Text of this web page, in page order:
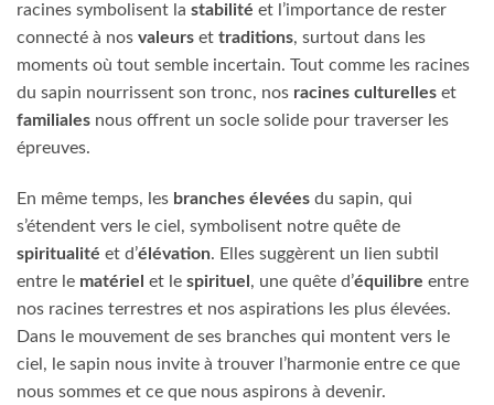
racines symbolisent la stabilité et l’importance de rester
connecté à nos valeurs et traditions, surtout dans les
moments où tout semble incertain. Tout comme les racines
du sapin nourrissent son tronc, nos racines culturelles et
familiales nous offrent un socle solide pour traverser les
épreuves.
En même temps, les branches élevées du sapin, qui
s’étendent vers le ciel, symbolisent notre quête de
spiritualité et d’élévation. Elles suggèrent un lien subtil
entre le matériel et le spirituel , une quête d’équilibre entre
nos racines terrestres et nos aspirations les plus élevées.
Dans le mouvement de ses branches qui montent vers le
ciel, le sapin nous invite à trouver l’harmonie entre ce que
nous sommes et ce que nous aspirons à devenir.